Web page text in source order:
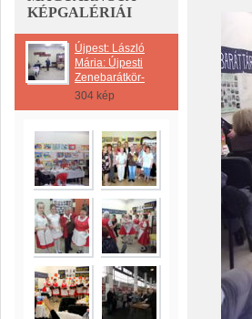
KÉPGALÉRIÁI
Újpest: László
Mária: Újpesti
Zenebarátkör-
304 kép